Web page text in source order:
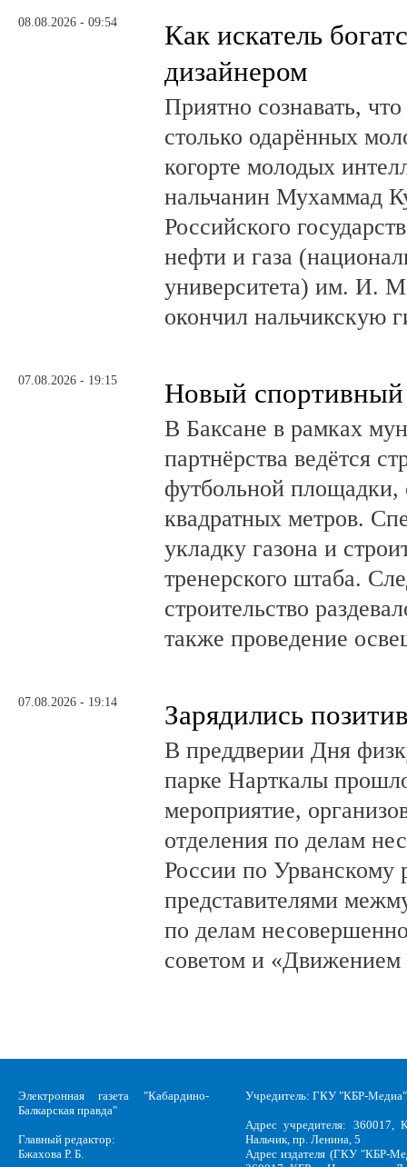
08.08.2026 - 09:54
Как искатель
дизайнером
Приятно сознавать,
столько одарённых
когорте молодых
нальчанин Мухаммад
Российского
нефти и газа
университета) им. И.
окончил нальчикскую
07.08.2026 - 19:15 Новый спортивный
В Баксане в рамках
партнёрства ведётся
футбольной
квадратных метров.
укладку газона и
тренерского штаба.
строительство
также проведение
07.08.2026 - 19:14 Зарядились
В преддверии Дня
парке Нарткалы
мероприятие,
отделения по делам
России по Урванскому
представителями
по делам
советом и
Электронная газета "Кабардино-
Балкарская правда"
Главный редактор:
Бжахова Р. Б.
Учредитель: ГКУ "КБР-Медиа"
Адрес учредителя: 360017,
Нальчик, пр. Ленина, 5
Адрес издателя (ГКУ "КБР-